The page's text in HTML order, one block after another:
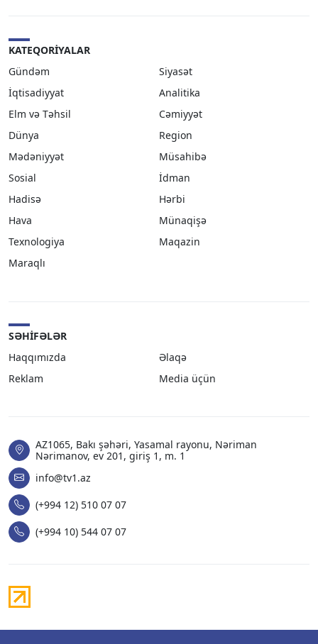
KATEQORIYALAR
Gündəm
Siyasət
İqtisadiyyat
Analitika
Elm və Təhsil
Cəmiyyət
Dünya
Region
Mədəniyyət
Müsahibə
Sosial
İdman
Hadisə
Hərbi
Hava
Münaqişə
Texnologiya
Maqazin
Maraqlı
SƏHIFƏLƏR
Haqqımızda
Əlaqə
Reklam
Media üçün
AZ1065, Bakı şəhəri, Yasamal rayonu, Nəriman
Nərimanov, ev 201, giriş 1, m. 1
info@tv1.az
(+994 12) 510 07 07
(+994 10) 544 07 07